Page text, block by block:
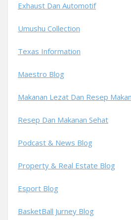
Exhaust Dan Automotif
Umushu Collection
Texas Information
Maestro Blog
Makanan Lezat Dan Resep
Resep Dan Makanan Sehat
Podcast & News Blog
Property & Real Estate Blog
Esport Blog
BasketBall Jurney Blog